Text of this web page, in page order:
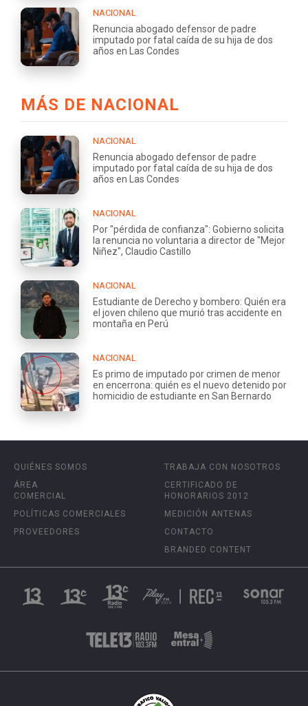
NACIONAL
Renuncia abogado defensor de padre
imputado por fatal caída de su hija de dos
años en Las Condes
MÁS DE NACIONAL
NACIONAL
Renuncia abogado defensor de padre
imputado por fatal caída de su hija de dos
años en Las Condes
NACIONAL
Por "pérdida de confianza": Gobierno solicita
la renuncia no voluntaria a director de "Mejor
Niñez", Claudio Castillo
NACIONAL
Estudiante de Derecho y bombero: Quién era
el joven chileno que murió tras accidente en
montaña en Perú
NACIONAL
Es primo de imputado por crimen de menor
en encerrona: quién es el nuevo detenido por
homicidio de estudiante en San Bernardo
QUIÉNES SOMOS
ÁREA
COMERCIAL
POLÍTICAS COMERCIALES
PROVEEDORES
TRABAJA CON NOSOTROS
CERTIFICADO DE
HONORARIOS 2012
MEDICIÓN ANTENAS
CONTACTO
BRANDED CONTENT